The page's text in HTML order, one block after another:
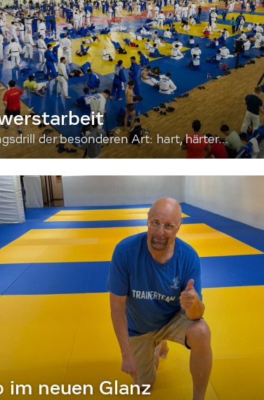
der besonderen Art: hart, härter...
im neuen Glanz